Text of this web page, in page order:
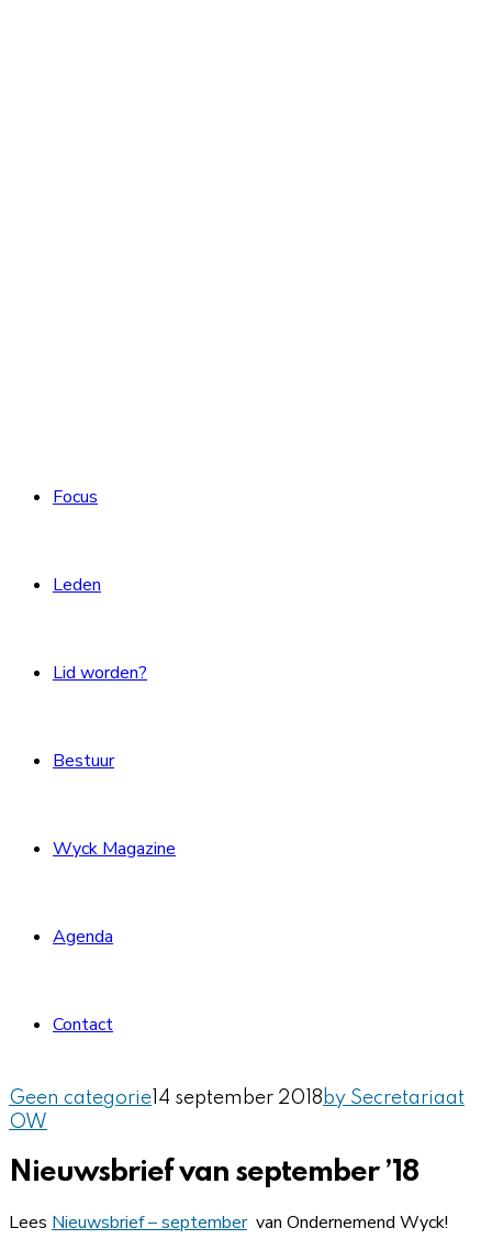
Focus
Leden
Lid worden?
Bestuur
Wyck Magazine
Agenda
Contact
Geen categorie 14 september 2018 by Secretariaat
OW
Nieuwsbrief van september ’18
Lees Nieuwsbrief – septembervan Ondernemend Wyck!